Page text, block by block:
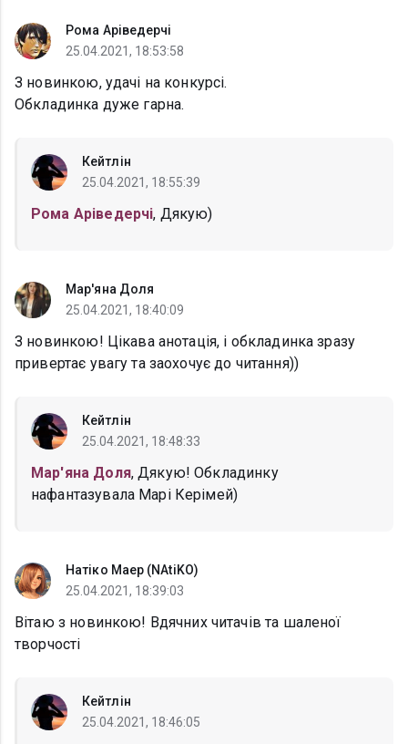
Рома Аріведерчі
25.04.2021, 18:53:58
З новинкою, удачі на конкурсі.
Обкладинка дуже гарна.
Кейтлін
25.04.2021, 18:55:39
Рома Аріведерчі, Дякую)
Мар'яна Доля
25.04.2021, 18:40:09
З новинкою! Цікава анотація, і обкладинка зразу
привертає увагу та заохочує до читання))
Кейтлін
25.04.2021, 18:48:33
Мар'яна Доля, Дякую! Обкладинку
нафантазувала Марі Керімей)
Натіко Маер (NAtiKO)
25.04.2021, 18:39:03
Вітаю з новинкою! Вдячних читачів та шаленої
творчості
Кейтлін
25.04.2021, 18:46:05